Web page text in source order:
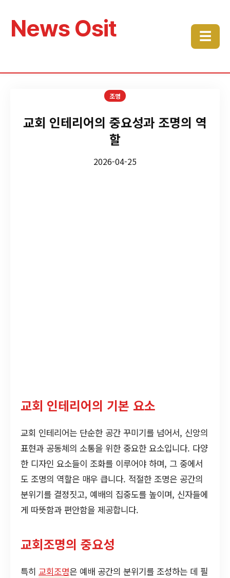
News Osit ☰
조명
교회 인테리어의 중요성과 조명의 역
할
2026-04-25
교회 인테리어의 기본 요소
교회 인테리어는 단순한 공간 꾸미기를 넘어서, 신앙의
표현과 공동체의 소통을 위한 중요한 요소입니다. 다양
한 디자인 요소들이 조화를 이루어야 하며, 그 중에서
도 조명의 역할은 매우 큽니다. 적절한 조명은 공간의
분위기를 결정짓고, 예배의 집중도를 높이며, 신자들에
게 따뜻함과 편안함을 제공합니다.
교회조명의 중요성
특히 교회조명은 예배 공간의 분위기를 조성하는 데 필